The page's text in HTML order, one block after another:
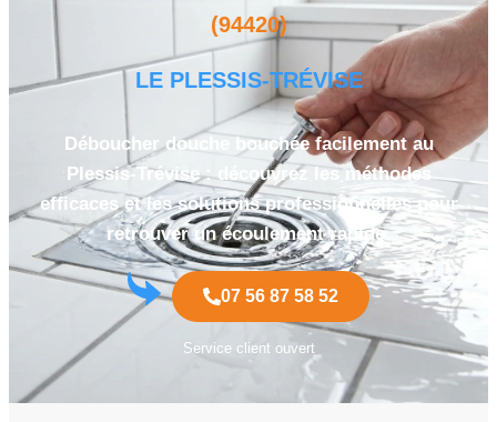
(94420)
LE PLESSIS-TRÉVISE
Déboucher douche bouchée facilement au
Plessis-Trévise : découvrez les méthodes
efficaces et les solutions professionnelles pour
retrouver un écoulement rapide.
07 56 87 58 52
Service client ouvert